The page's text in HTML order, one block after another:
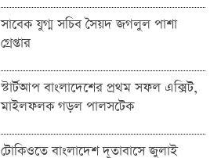
সাবেক যুগ্ম সচিব সৈয়দ জগলুল পাশা
গ্রেপ্তার
স্টার্টআপ বাংলাদেশের প্রথম সফল এক্সিট,
মাইলফলক গড়ল পালসটেক
টোকিওতে বাংলাদেশ দূতাবাসে জুলাই